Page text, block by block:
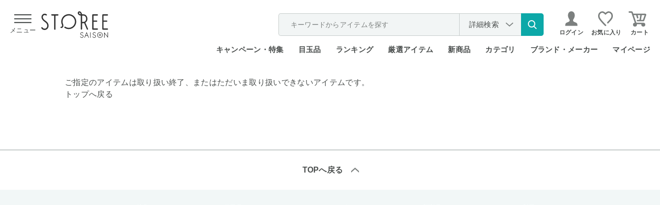
メニュー
詳細検索
ログイン お気に入り カート
キャンペーン・特集 目玉品 ランキング 厳選アイテム 新商品 カテゴリ ブランド・メーカー マイページ
ご指定のアイテムは取り扱い終了、またはただいま取り扱いできないアイテムです。
トップへ戻る
TOPへ戻る